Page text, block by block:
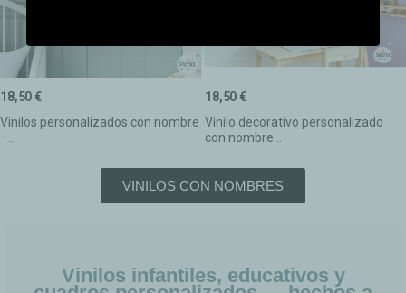
Vinilos personalizados con nombre
–...
18,50 €
Vinilo decorativo personalizado
con nombre...
18,50 €
VINILOS CON NOMBRES
Vinilos infantiles, educativos y